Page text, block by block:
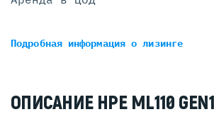
Подробная информацияо лизинге
ОПИСАНИЕ HPE ML110